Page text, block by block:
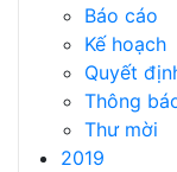
Báo cáo
Kế hoạch
Quyết
Thông
Thư mời
2019